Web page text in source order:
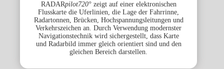
RADARpilot720°zeigt auf einer elektronischen
Flusskarte die Uferlinien, die Lage der Fahrrinne,
Radartonnen, Brücken, Hochspannungsleitungen und
Verkehrszeichen an. Durch Verwendung modernster
Navigationstechnik wird sichergestellt, dass Karte
und Radarbild immer gleich orientiert sind und den
gleichen Bereich darstellen.